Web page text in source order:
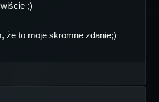
;)
że to moje skromne zdanie;)